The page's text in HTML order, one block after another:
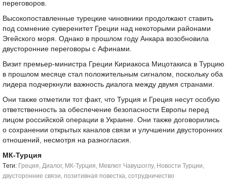
переговоров.
Высокопоставленные турецкие чиновники продолжают ставить
под сомнение суверенитет Греции над некоторыми районами
Эгейского моря. Однако в прошлом году Анкара возобновила
двусторонние переговоры с Афинами.
Визит премьер-министра Греции Кириакоса Мицотакиса в Турцию
в прошлом месяце стал положительным сигналом, поскольку оба
лидера подчеркнули важность диалога между двумя странами.
Они также отметили тот факт, что Турция и Греция несут особую
ответственность за обеспечение безопасности Европы перед
лицом российской операции в Украине. Они также договорились
о сохранении открытых каналов связи и улучшении двусторонних
отношений, несмотря на разногласия.
МК-Турция
Tеги: Греция, Диалог, МК-Турция, Мевлют Чавушоглу, Новости Турции,
двусторонние связи, позитивная повестка, сотрудничество